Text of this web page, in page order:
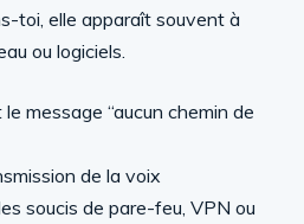
toi, elle apparaît souvent à
ou logiciels.
message “aucun chemin de
de la voix
soucis de pare-feu, VPN ou